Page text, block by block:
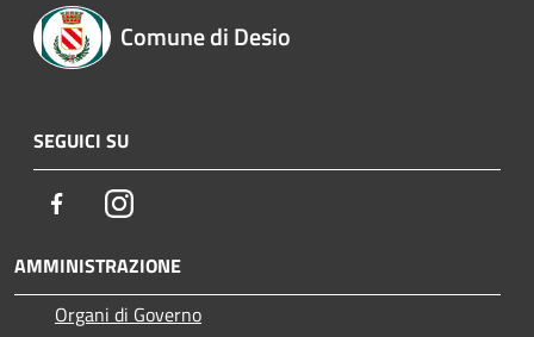
Comune di Desio
SEGUICI SU
FacebookInstagram
AMMINISTRAZIONE
Organi di Governo